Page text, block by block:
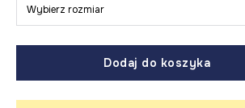
Wybierz rozmiar
Dodaj do koszyka